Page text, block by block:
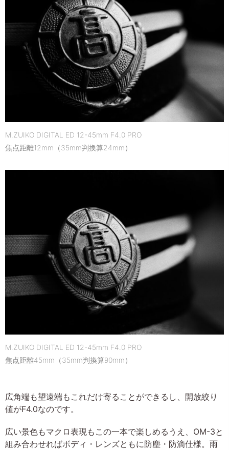
M.ZUIKO DIGITAL ED 12-45mm F4.0 PRO
焦点距離12mm（35mm判換算24mm）
M.ZUIKO DIGITAL ED 12-45mm F4.0 PRO
焦点距離45mm（35mm判換算90mm）
広角端も望遠端もこれだけ寄ることができるし、開放絞り
値がF4.0なのです。
広い景色もマクロ表現もこの一本で楽しめるうえ、OM-3と
組み合わせればボディ・レンズともに防塵・防滴仕様。雨